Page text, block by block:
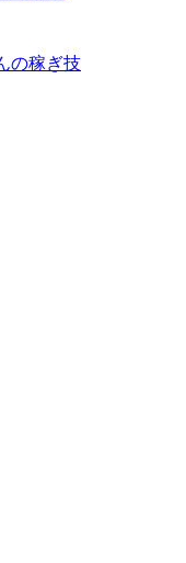
の稼ぎ技